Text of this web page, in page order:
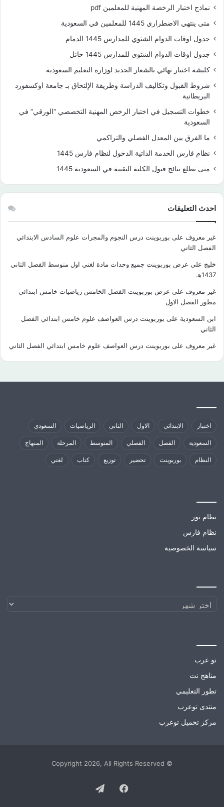
نماذج اختبار الرخصة المهنية للمعلمين pdf
متى ينتهي الاضطراري 1445 للمعلمين في السعودية
جدول اوقات الدوام الشتوي للمدارس 1445 الدمام
جدول اوقات الدوام الشتوي للمدارس 1445 حائل
كليشة اختبار نهائي بالشعار الجديد لوزارة التعليم السعودية
شروط القبول وتكاليف الدراسة وطريقة الإلتحاق بـ جامعة اوكسفورد
البريطانية
خطوات التسجيل في اختبار الرخص المهنية التخصصي “الورقي” في
السعودية
ما الفرق بين المعدل الفصلي والتراكمي
نظام فارس الخدمة الذاتية الدخول لنظام فارس 1445
متى تطلع نتائج قبول الكلية التقنية في السعودية 1445
احدث التعليقات
غير معروف على بوربوينت درس النجوم والمجرات علوم السادس الابتدائي
الفصل الثاني
خليج على عرض بوربوينت جميع وحدات مادة لغتي اول متوسط الفصل الثاني
1437هـ
غير معروف على عرض بوربوينت الفصل الخامس رياضيات خامس ابتدائي
مطور الفصل الاول
ابن السعودية على بوربوينت درس العواصف علوم خامس ابتدائي الفصل
الثاني
غير معروف على بوربوينت درس العواصف علوم خامس ابتدائي الفصل الثاني
اختبار الابتدائي الاول الثاني الرياضيات السعودي
السعودية الفصل الفصلي المتوسط المرحلة المنهاج
النظام بوربوينت تحضير توزيع كتاب لغتي
نظام نور
نظام فارس
سياسة الخصوصية
الارشيف
تو عرب
مناهج نت
تطور التعليمي
منتدى توعرب
مركز تحميل توعرب
© Copyright 2026, All Rights Reserved
Facebook
Telegram